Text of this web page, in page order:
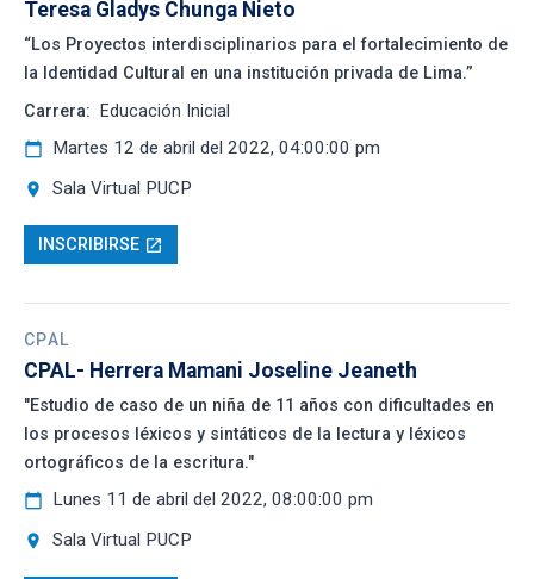
Teresa Gladys Chunga Nieto
“Los Proyectos interdisciplinarios para el fortalecimiento de
la Identidad Cultural en una institución privada de Lima.”
Carrera:
Educación Inicial
calendar_today Martes 12 de abril del 2022, 04:00:00 pm
location_on Sala Virtual PUCP
INSCRIBIRSE open_in_new
CPAL
CPAL- Herrera Mamani Joseline Jeaneth
"Estudio de caso de un niña de 11 años con dificultades en
los procesos léxicos y sintáticos de la lectura y léxicos
ortográficos de la escritura."
calendar_today Lunes 11 de abril del 2022, 08:00:00 pm
location_on Sala Virtual PUCP